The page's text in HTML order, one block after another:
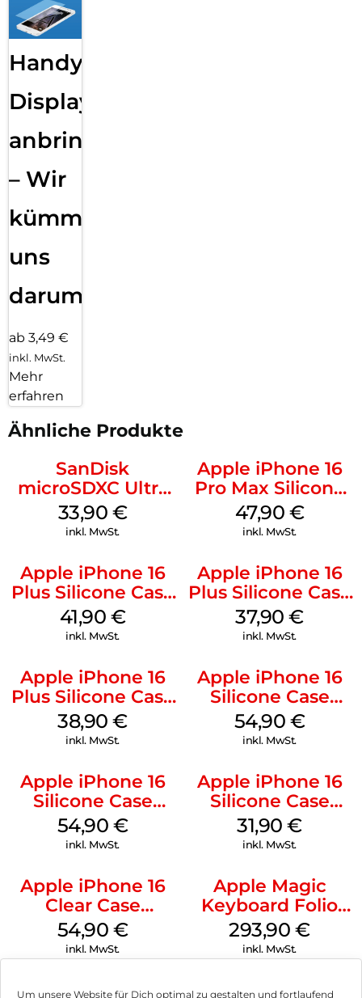
Um unsere Website für Dich optimal zu gestalten und fortlaufend
Handy
Displayfolie
anbringen
– Wir
kümmern
uns
darum!
ab 3,49 €
inkl. MwSt.
Mehr
erfahren
Ähnliche Produkte
SanDisk
microSDXC Ultra
128 GB + Adapter
Mobile
33,90 €
inkl. MwSt.
Apple iPhone 16
Pro Max Silicone
Case MagSafe
Black
47,90 €
inkl. MwSt.
Apple iPhone 16
Plus Silicone Case
MagSafe Stone
Gray
41,90 €
inkl. MwSt.
Apple iPhone 16
Plus Silicone Case
MagSafe Lake
Green
37,90€
inkl. MwSt.
Apple iPhone 16
Plus Silicone Case
MagSafe Denim
38,90€
inkl. MwSt.
Apple iPhone 16
Silicone Case
MagSafe Lake
Green
54,90 €
inkl. MwSt.
Apple iPhone 16
Silicone Case
MagSafe Black
54,90 €
inkl. MwSt.
Apple iPhone 16
Silicone Case
MagSafe Fuchsia
31,90€
inkl. MwSt.
Apple iPhone 16
Clear Case
MagSafe
Transparent
54,90 €
inkl. MwSt.
Apple Magic
Keyboard Folio
iPad 10.9″ (10.Gen.)
Weiß
293,90€
inkl. MwSt.